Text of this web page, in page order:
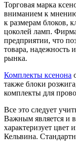
Торговая марка
вниманием к
к размерам блоков,
цоколей ламп.
предприятии, что
товара, надежность
рынка.
Комплекты ксенона
также блоки
комплекты для
Все это следует
Важным является и
характеризует цвет
Кельвина.